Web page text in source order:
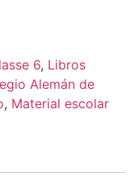
6, Libros
Alemán de
, Material escolar